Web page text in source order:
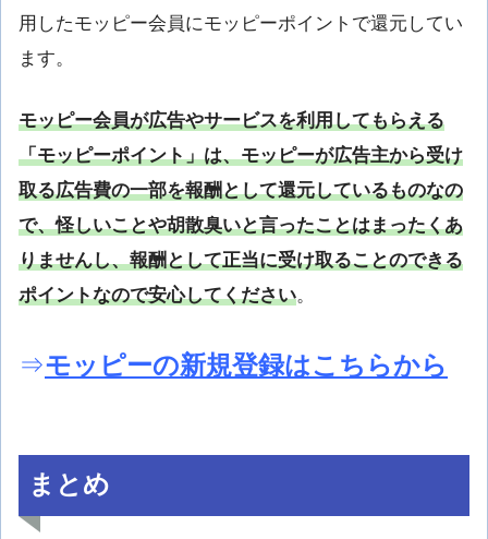
用したモッピー会員にモッピーポイントで還元してい
ます。
モッピー会員が広告やサービスを利用してもらえる
「モッピーポイント」は、モッピーが広告主から受け
取る広告費の一部を報酬として還元しているものなの
で、怪しいことや胡散臭いと言ったことはまったくあ
りませんし、報酬として正当に受け取ることのできる
ポイントなので安心してください。
⇒モッピーの新規登録はこちらから
まとめ